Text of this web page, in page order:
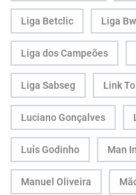
Liga Betclic Liga
Liga dos Campeões
Liga Sabseg Link
Luciano Gonçalves
Luís Godinho Man
Manuel Oliveira